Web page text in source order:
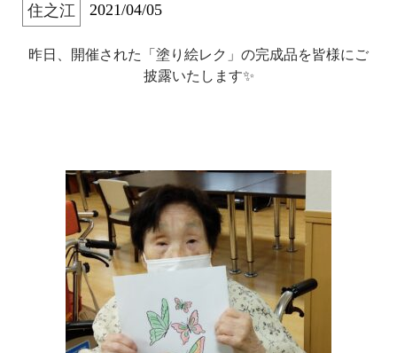
住之江 2021/04/05
昨日、開催された「塗り絵レク」の完成品を皆様にご
披露いたします✨